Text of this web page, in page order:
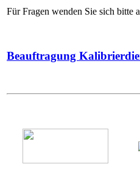
Für Fragen wenden Sie sich bitte
Beauftragung